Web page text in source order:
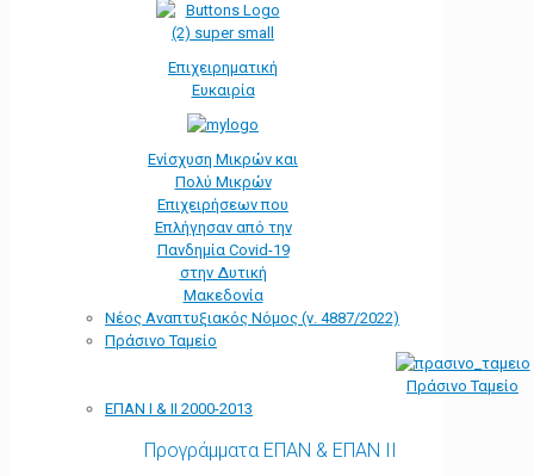
Επιχειρηματική
Ευκαιρία
Ενίσχυση Μικρών και
Πολύ Μικρών
Επιχειρήσεων που
Επλήγησαν από την
Πανδημία Covid-19
στην Δυτική
Μακεδονία
Νέος Αναπτυξιακός Νόμος (ν. 4887/2022)
Πράσινο Ταμείο
Πράσινο Ταμείο
ΕΠΑΝ Ι & ΙΙ 2000-2013
Προγράμματα ΕΠΑΝ & ΕΠΑΝ ΙΙ